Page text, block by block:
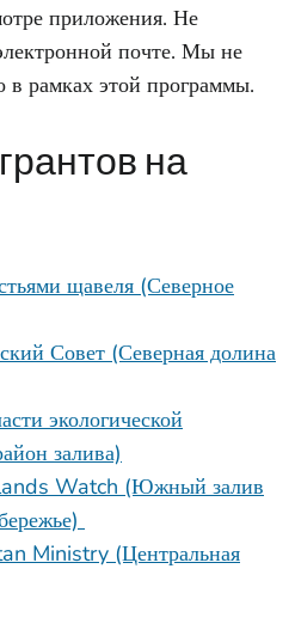
приложения. Не
почте. Мы не
в рамках этой программы.
на
щавеля (Северное
Совет (Северная долина
экологической
залива)
Watch (Южный залив
Ministry (Центральная